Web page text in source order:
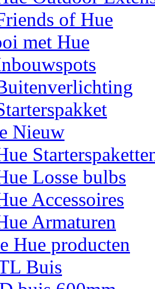
of Hue
met Hue
Nieuw
Losse bulbs
Accessoires
Armaturen
Hue producten
Buis